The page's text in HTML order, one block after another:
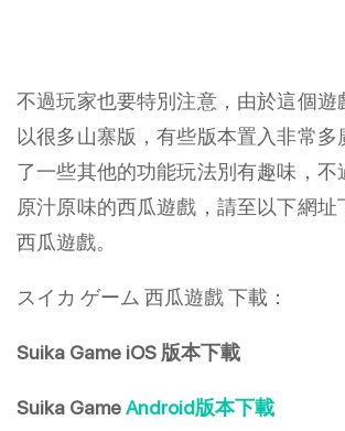
不過玩家也要特別注意，由於這個遊
以很多山寨版，有些版本置入非常多
了一些其他的功能玩法別有趣味，不
原汁原味的西瓜遊戲，請至以下網址
西瓜遊戲。
スイカ ゲーム 西瓜遊戲 下載：
Suika Game iOS 版本下載
Suika GameAndroid版本下載